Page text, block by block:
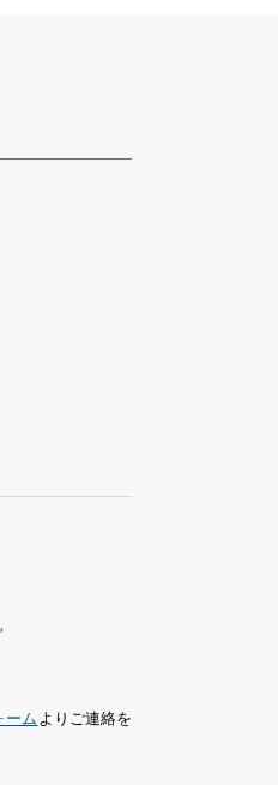
ーム よりご連絡を